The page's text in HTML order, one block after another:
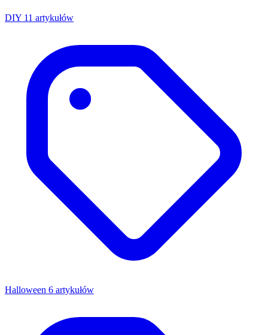
DIY 11 artykułów
Halloween 6 artykułów